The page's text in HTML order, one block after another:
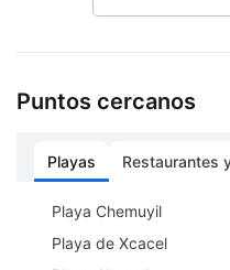
Puntos cercanos
Playas Restaurantes
Playa Chemuyil
Playa de Xcacel